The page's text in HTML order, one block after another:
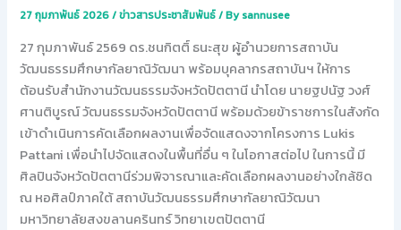
27 กุมภาพันธ์ 2026/ข่าวสารประชาสัมพันธ์/ Bysannusee
27 กุมภาพันธ์ 2569 ดร.ชนกิตติ์ ธนะสุข ผู้อำนวยการสถาบัน
วัฒนธรรมศึกษากัลยาณิวัฒนา พร้อมบุคลากรสถาบันฯ ให้การ
ต้อนรับสำนักงานวัฒนธรรมจังหวัดปัตตานี นำโดย นายฐปนัฐ วงศ์
ศานติบูรณ์ วัฒนธรรมจังหวัดปัตตานี พร้อมด้วยข้าราชการในสังกัด
เข้าดำเนินการคัดเลือกผลงานเพื่อจัดแสดงจากโครงการ Lukis
Pattani เพื่อนำไปจัดแสดงในพื้นที่อื่น ๆ ในโอกาสต่อไป ในการนี้ มี
ศิลปินจังหวัดปัตตานีร่วมพิจารณาและคัดเลือกผลงานอย่างใกล้ชิด
ณ หอศิลป์ภาคใต้ สถาบันวัฒนธรรมศึกษากัลยาณิวัฒนา
มหาวิทยาลัยสงขลานครินทร์ วิทยาเขตปัตตานี